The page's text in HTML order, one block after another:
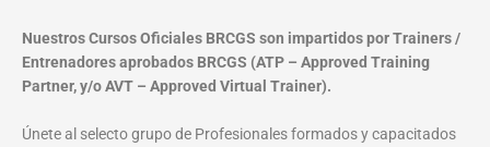
Nuestros Cursos Oficiales BRCGS son impartidos por Trainers /
Entrenadores aprobados BRCGS (ATP – Approved Training
Partner, y/o AVT – Approved Virtual Trainer).
Únete al selecto grupo de Profesionales formados y capacitados